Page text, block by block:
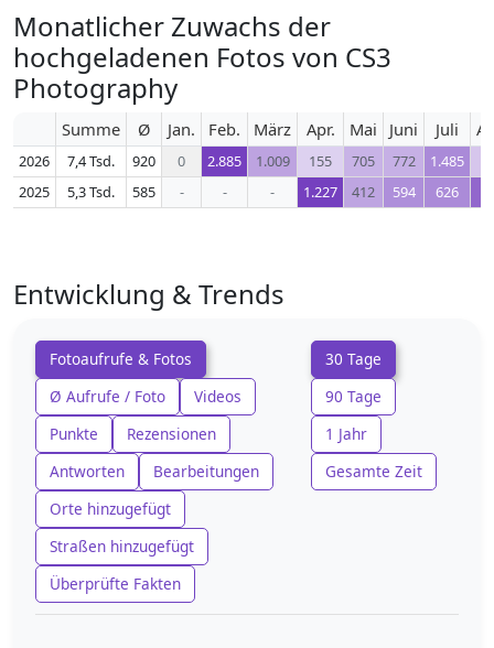
Monatlicher Zuwachs der
hochgeladenen Fotos von CS3
Photography
Summe Ø Jan. Feb. März Apr. Mai Juni Juli
2026 7,4 Tsd. 920 0 2.885 1.009 155 705 772 1.485
2025
5,3 Tsd. 585 - - - 1.227 412 594 626
Entwicklung & Trends
Fotoaufrufe & Fotos
Ø Aufrufe / Foto
Videos
Punkte
Rezensionen
Antworten
Bearbeitungen
Orte hinzugefügt
Straßen hinzugefügt
Überprüfte Fakten
30 Tage
90 Tage
1 Jahr
Gesamte Zeit